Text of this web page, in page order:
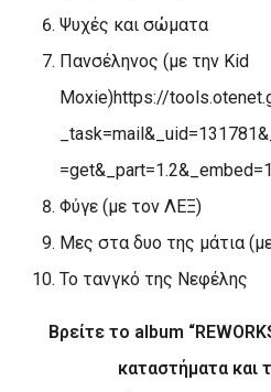
Ψυχές και σώματα
Πανσέληνος (με την Kid
Moxie)https://
Φύγε(με τον ΛΕΞ)
Μες στα δυο της μάτια
Το τανγκό της Νεφέλης
Βρείτε το album “
καταστήματα και